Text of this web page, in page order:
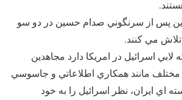
پس از سرنگوني صدام حسين در دو سو
مي کنند.
لابي اسرائيل در امريکا دارد مجاهدين
مانند همکاري اطلاعاتي و جاسوسي
اي ايران، نظر اسرائيل را به خود